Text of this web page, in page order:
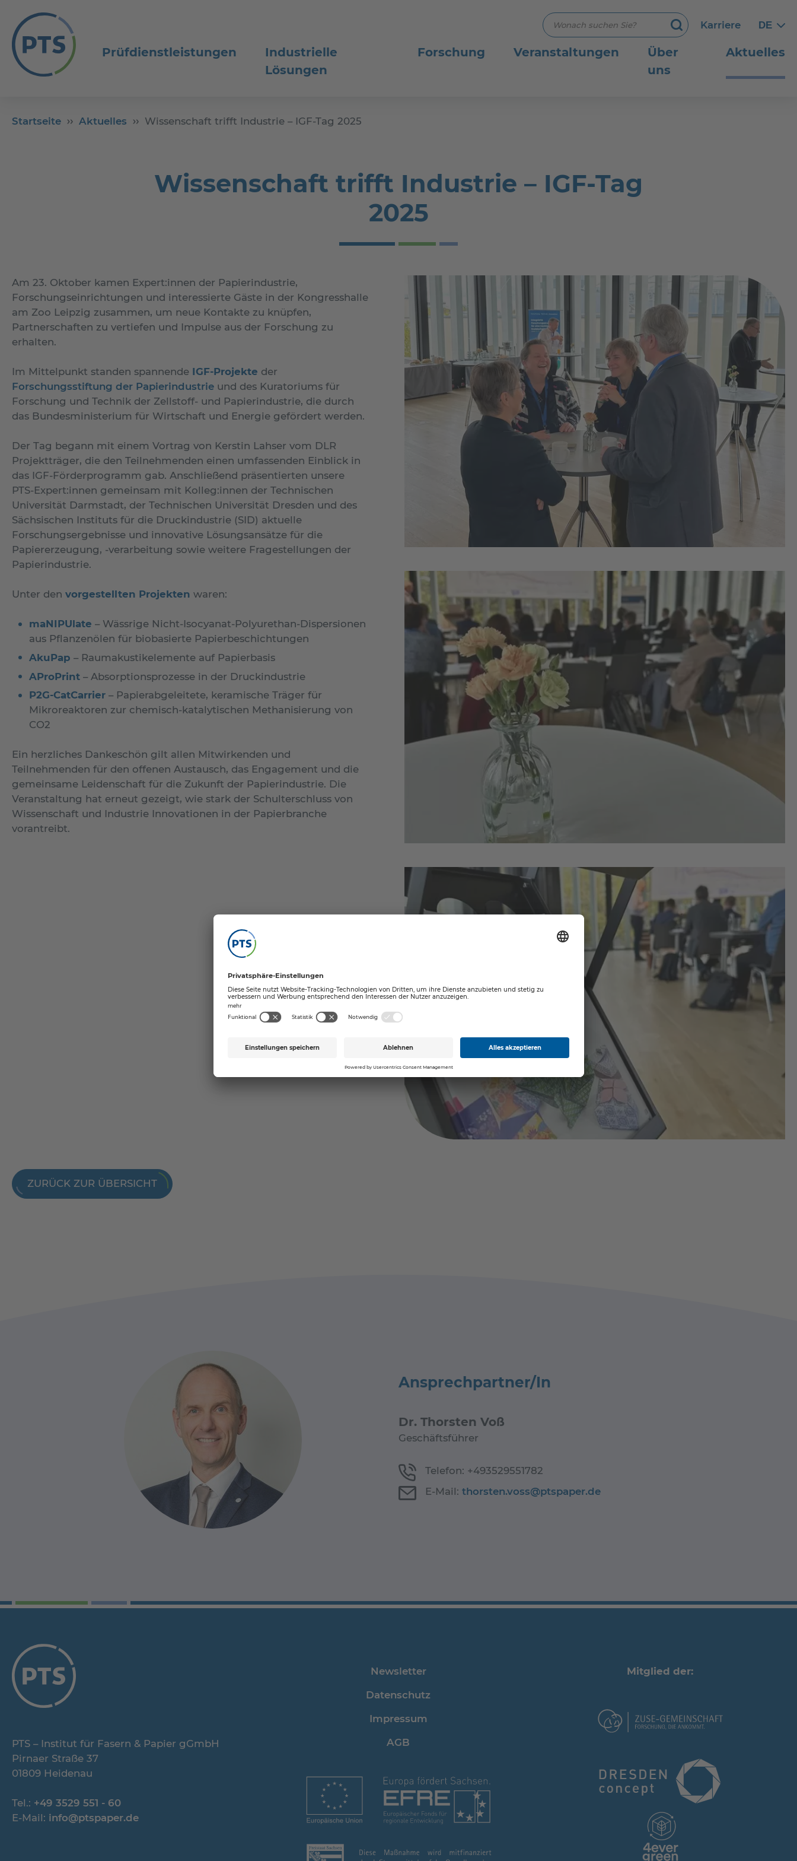
Suchbegriff eingeben
SuchenKarriere DE
Prüfdienstleistungen
Industrielle
Lösungen
Forschung Veranstaltungen
Über
uns
Aktuelles
Startseite Aktuelles Wissenschaft trifft Industrie – IGF-Tag 2025
Wissenschaft trifft Industrie – IGF-Tag
2025
Am 23. Oktober kamen Expert:innen der Papierindustrie,
Forschungseinrichtungen und interessierte Gäste in der Kongresshalle
am Zoo Leipzig zusammen, um neue Kontakte zu knüpfen,
Partnerschaften zu vertiefen und Impulse aus der Forschung zu
erhalten.
Im Mittelpunkt standen spannende IGF-Projekte der
Forschungsstiftung der Papierindustrie und des Kuratoriums für
Forschung und Technik der Zellstoff- und Papierindustrie, die durch
das Bundesministerium für Wirtschaft und Energie gefördert werden.
Der Tag begann mit einem Vortrag von Kerstin Lahser vom DLR
Projektträger, die den Teilnehmenden einen umfassenden Einblick in
das IGF-Förderprogramm gab. Anschließend präsentierten unsere
PTS-Expert:innen gemeinsam mit Kolleg:innen der Technischen
Universität Darmstadt, der Technischen Universität Dresden und des
Sächsischen Instituts für die Druckindustrie (SID) aktuelle
Forschungsergebnisse und innovative Lösungsansätze für die
Papiererzeugung, -verarbeitung sowie weitere Fragestellungen der
Papierindustrie.
Unter den vorgestellten Projekten waren:
maNIPUlate – Wässrige Nicht-Isocyanat-Polyurethan-Dispersionen
aus Pflanzenölen für biobasierte Papierbeschichtungen
AkuPap – Raumakustikelemente auf Papierbasis
AProPrint – Absorptionsprozesse in der Druckindustrie
P2G-CatCarrier – Papierabgeleitete, keramische Träger für
Mikroreaktoren zur chemisch-katalytischen Methanisierung von
CO2
Ein herzliches Dankeschön gilt allen Mitwirkenden und
Teilnehmenden für den offenen Austausch, das Engagement und die
gemeinsame Leidenschaft für die Zukunft der Papierindustrie. Die
Veranstaltung hat erneut gezeigt, wie stark der Schulterschluss von
Wissenschaft und Industrie Innovationen in der Papierbranche
vorantreibt.
ZURÜCK ZUR ÜBERSICHT
Ansprechpartner/In
Dr. Thorsten Voß
Geschäftsführer
Telefon: +493529551782
E-Mail: thorsten.voss@ptspaper.de
PTS – Institut für Fasern & Papier gGmbH
Pirnaer Straße 37
01809 Heidenau
Tel.: +49 3529 551 - 60
E-Mail: info@ptspaper.de
Mitglied der:
Newsletter
Datenschutz
Impressum
AGB